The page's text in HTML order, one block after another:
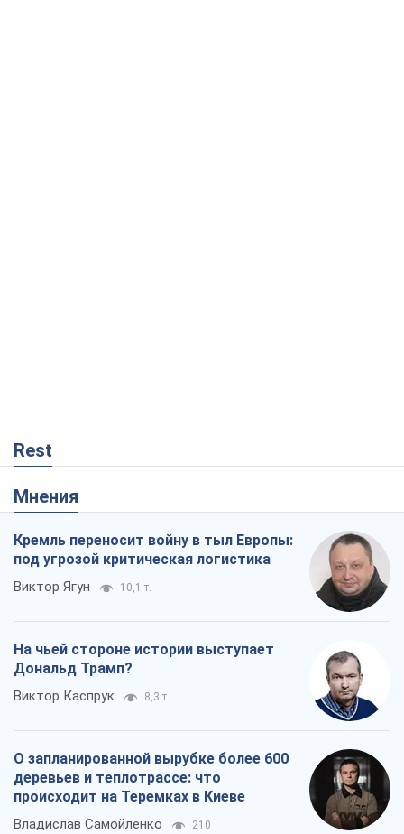
Rest
Мнения
Кремль переносит войну в тыл Европы:
под угрозой критическая логистика
Виктор Ягун 10,1 т.
На чьей стороне истории выступает
Дональд Трамп?
Виктор Каспрук 8,3 т.
О запланированной вырубке более 600
деревьев и теплотрассе: что
происходит на Теремках в Киеве
Владислав Самойленко 210